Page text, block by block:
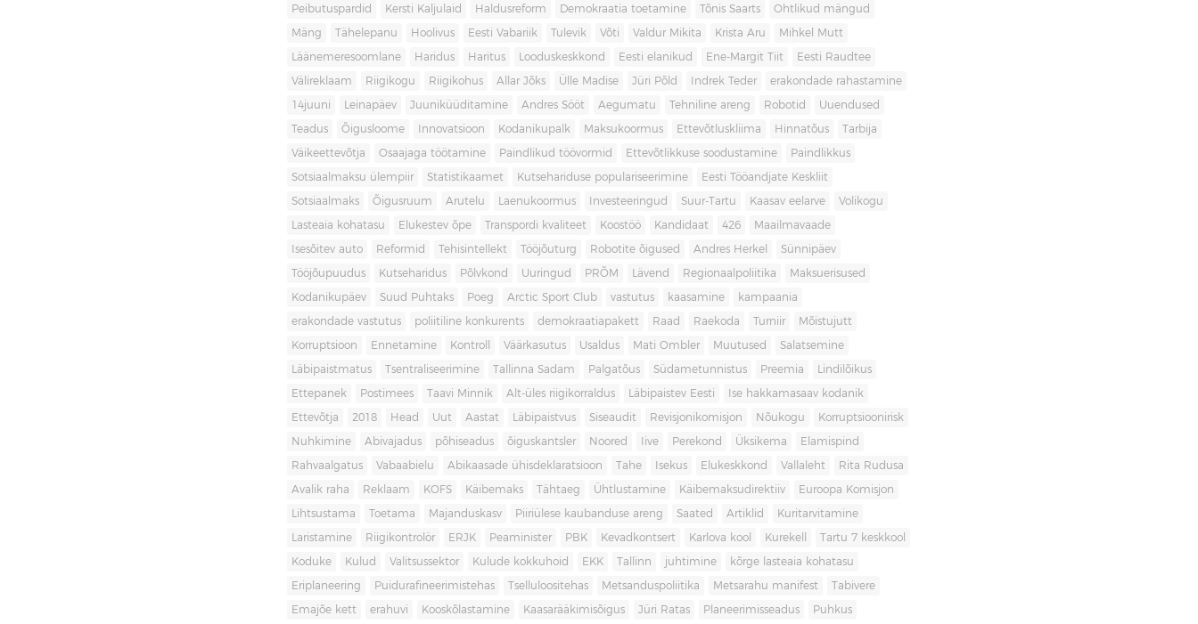
Peibutuspardid Kersti Kaljulaid Haldusreform Demokraatia toetamine Tõnis Saarts Ohtlikud mängud
Mäng Tähelepanu Hoolivus Eesti Vabariik Tulevik Võti Valdur Mikita Krista Aru Mihkel Mutt
Läänemeresoomlane Haridus Haritus Looduskeskkond Eesti elanikud Ene-Margit Tiit Eesti Raudtee
Välireklaam Riigikogu Riigikohus Allar Jõks Ülle Madise Jüri Põld Indrek Teder erakondade rahastamine
14juuni Leinapäev Juuniküüditamine Andres Sööt Aegumatu Tehniline areng Robotid Uuendused
Teadus Õigusloome Innovatsioon Kodanikupalk Maksukoormus Ettevõtluskliima Hinnatõus Tarbija
Väikeettevõtja Osaajaga töötamine Paindlikud töövormid Ettevõtlikkuse soodustamine Paindlikkus
Sotsiaalmaksu ülempiir Statistikaamet Kutsehariduse populariseerimine Eesti Tööandjate Keskliit
Sotsiaalmaks Õigusruum Arutelu Laenukoormus Investeeringud Suur-Tartu Kaasav eelarve Volikogu
Lasteaia kohatasu Elukestev õpe Transpordi kvaliteet Koostöö Kandidaat 426 Maailmavaade
Isesõitev auto Reformid Tehisintellekt Tööjõuturg Robotite õigused Andres Herkel Sünnipäev
Tööjõupuudus Kutseharidus Põlvkond Uuringud PRÕM Lävend Regionaalpoliitika Maksuerisused
Kodanikupäev Suud Puhtaks Poeg Arctic Sport Club vastutus kaasamine kampaania
erakondade vastutus poliitiline konkurents demokraatiapakett Raad Raekoda Turniir Mõistujutt
Korruptsioon Ennetamine Kontroll Väärkasutus Usaldus Mati Ombler Muutused Salatsemine
Läbipaistmatus Tsentraliseerimine Tallinna Sadam Palgatõus Südametunnistus Preemia Lindilõikus
Ettepanek Postimees Taavi Minnik Alt-üles riigikorraldus Läbipaistev Eesti Ise hakkamasaav kodanik
Ettevõtja 2018 Head Uut Aastat Läbipaistvus Siseaudit Revisjonikomisjon Nõukogu Korruptsioonirisk
Nuhkimine Abivajadus põhiseadus õiguskantsler Noored Iive Perekond Üksikema Elamispind
Rahvaalgatus Vabaabielu Abikaasade ühisdeklaratsioon Tahe Isekus Elukeskkond Vallaleht Rita Rudusa
Avalik raha Reklaam KOFS Käibemaks Tähtaeg Ühtlustamine Käibemaksudirektiiv Euroopa Komisjon
Lihtsustama Toetama Majanduskasv Piiriülese kaubanduse areng Saated Artiklid Kuritarvitamine
Laristamine Riigikontrolör ERJK Peaminister PBK Kevadkontsert Karlova kool Kurekell Tartu 7 keskkool
Koduke Kulud Valitsussektor Kulude kokkuhoid EKK Tallinn juhtimine kõrge lasteaia kohatasu
Eriplaneering Puidurafineerimistehas Tselluloositehas Metsanduspoliitika Metsarahu manifest Tabivere
Emajõe kett erahuvi Kooskõlastamine Kaasarääkimisõigus Jüri Ratas Planeerimisseadus Puhkus